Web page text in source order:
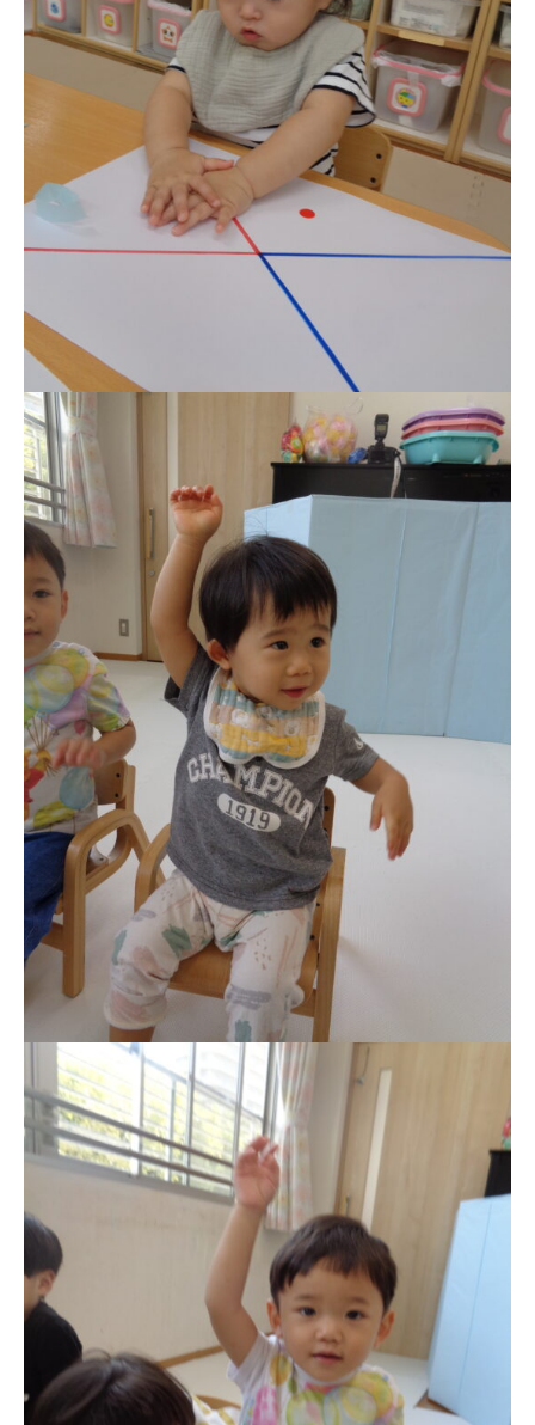
お知らせ
今日の幼稚園
園児募集要項
教職員募集
園のこと
園舎案内
安⼼・安全対策
給⾷
理事長のことば
教育と保育
美⽊多幼稚園の理想
園の1⽇